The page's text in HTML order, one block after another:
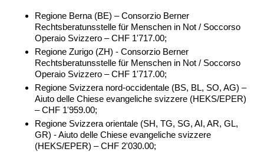
Regione Berna (BE) – Consorzio Berner
Rechtsberatunsstelle für Menschen in Not / Soccorso
Operaio Svizzero – CHF 1'717.00;
Regione Zurigo (ZH) - Consorzio Berner
Rechtsberatunsstelle für Menschen in Not / Soccorso
Operaio Svizzero – CHF 1'717.00;
Regione Svizzera nord-occidentale (BS, BL, SO, AG) –
Aiuto delle Chiese evangeliche svizzere (HEKS/EPER)
– CHF 1'959.00;
Regione Svizzera orientale (SH, TG, SG, AI, AR, GL,
GR) - Aiuto delle Chiese evangeliche svizzere
(HEKS/EPER) – CHF 2'030.00;